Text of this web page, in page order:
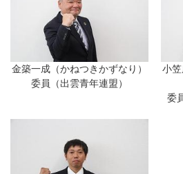
金築一成（かねつきかずなり）
委員（出雲青年連盟）
小
委